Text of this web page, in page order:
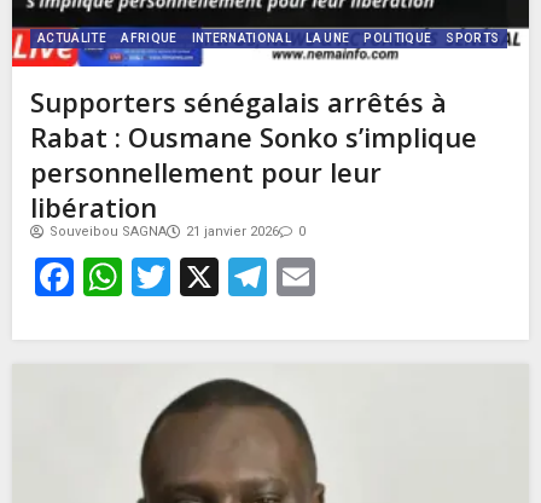
ACTUALITE AFRIQUE INTERNATIONAL LA UNE POLITIQUE SPORTS
Supporters sénégalais arrêtés à
Rabat : Ousmane Sonko s’implique
personnellement pour leur
libération
Souveibou SAGNA 21 janvier 2026 0
Facebook
WhatsApp
Twitter
X Telegram